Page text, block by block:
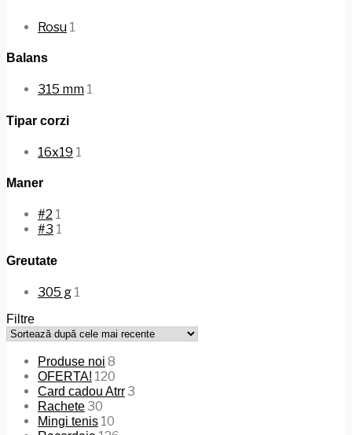
Rosu 1
Balans
315 mm 1
Tipar corzi
16x19 1
Maner
#2 1
#3 1
Greutate
305 g 1
Filtre
Produse noi 8
OFERTA! 120
Card cadou Atrr3
Rachete30
Mingi tenis 10